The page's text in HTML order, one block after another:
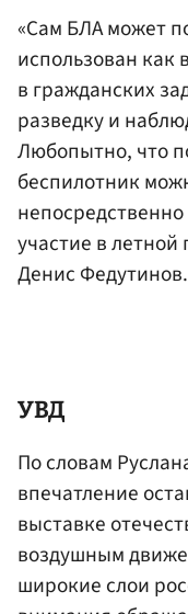
«Сам БЛА может
использован как
в гражданских
разведку и
Любопытно, что
беспилотник
участие в
Денис Федутинов.
УВД
По словам
впечатление
выставке
воздушным
широкие слои